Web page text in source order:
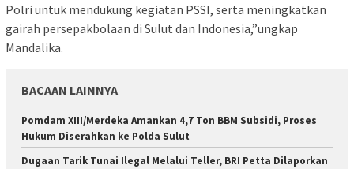
Polri untuk mendukung kegiatan PSSI, serta meningkatkan
gairah persepakbolaan di Sulut dan Indonesia,”ungkap
Mandalika.
BACAAN LAINNYA
Pomdam XIII/Merdeka Amankan 4,7 Ton BBM Subsidi, Proses
Hukum Diserahkan ke Polda Sulut
Dugaan Tarik Tunai Ilegal Melalui Teller, BRI Petta Dilaporkan